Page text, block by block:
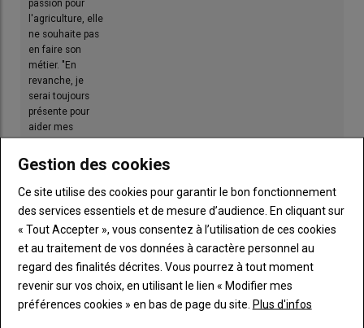
Tout juste retraité, Loïc Vallée participe à son
premier Cima
16 juillet 2026
« Sans les Blondes d'Aquitaine, je ne serais
peut-être pas devenu agriculteur »
Gestion des cookies
Ce site utilise des cookies pour garantir le bon fonctionnement
des services essentiels et de mesure d’audience. En cliquant sur
« Tout Accepter », vous consentez à l’utilisation de ces cookies
et au traitement de vos données à caractère personnel au
regard des finalités décrites. Vous pourrez à tout moment
revenir sur vos choix, en utilisant le lien « Modifier mes
préférences cookies » en bas de page du site. Plus d'infos